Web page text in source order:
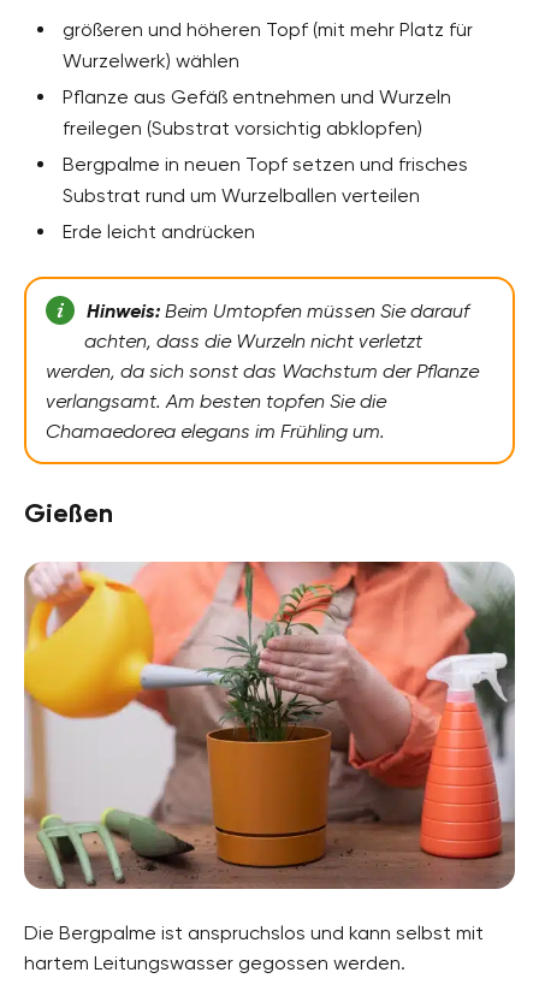
größeren und höheren Topf (mit mehr Platz für
Wurzelwerk) wählen
Pflanze aus Gefäß entnehmen und Wurzeln
freilegen (Substrat vorsichtig abklopfen)
Bergpalme in neuen Topf setzen und frisches
Substrat rund um Wurzelballen verteilen
Erde leicht andrücken
Hinweis:Beim Umtopfen müssen Sie darauf
achten, dass die Wurzeln nicht verletzt
werden, da sich sonst das Wachstum der Pflanze
verlangsamt. Am besten topfen Sie die
Chamaedorea elegans im Frühling um.
Gießen
Die Bergpalme ist anspruchslos und kann selbst mit
hartem Leitungswasser gegossen werden.